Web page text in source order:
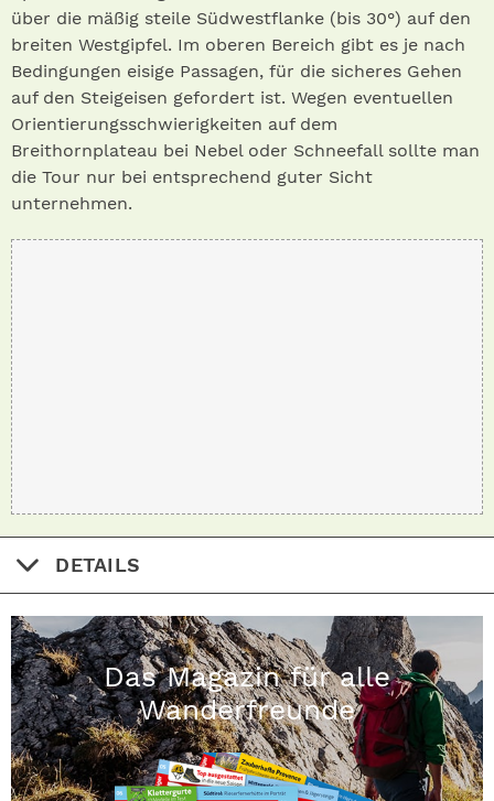
über die mäßig steile Südwestflanke (bis 30°) auf den
breiten Westgipfel. Im oberen Bereich gibt es je nach
Bedingungen eisige Passagen, für die sicheres Gehen
auf den Steigeisen gefordert ist. Wegen eventuellen
Orientierungsschwierigkeiten auf dem
Breithornplateau bei Nebel oder Schneefall sollte man
die Tour nur bei entsprechend guter Sicht
unternehmen.
DETAILS
Das Magazin für alle
Wanderfreunde